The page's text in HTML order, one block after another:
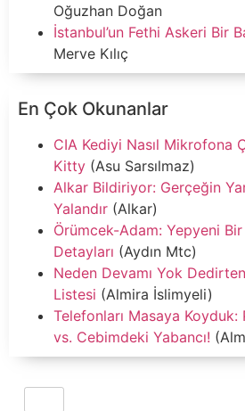
Oğuzhan Doğan
İstanbul’un Fethi Askeri Bir
Merve Kılıç
En Çok Okunanlar
CIA Kediyi Nasıl Mikrofona
Kitty (Asu Sarsılmaz)
Alkar Bildiriyor: Gerçeğin
Yalandır (Alkar)
Örümcek-Adam: Yepyeni
Detayları (Aydın Mtc)
Neden Devamı Yok
Listesi (Almira İslimyeli)
Telefonları Masaya
vs. Cebimdeki Yabancı!